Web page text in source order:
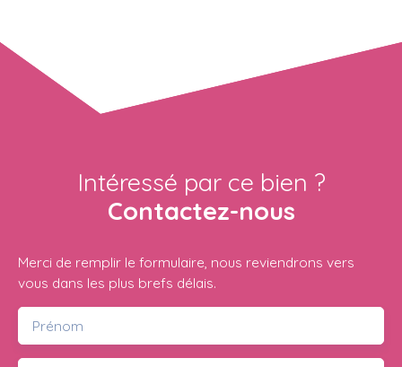
Intéressé par ce bien ?
Contactez-nous
Merci de remplir le formulaire, nous reviendrons vers
vous dans les plus brefs délais.
Prénom